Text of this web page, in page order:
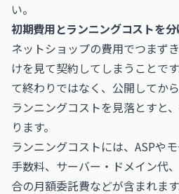
い。
初期費用とランニングコストを
ネットショップの費用でつまず
けを見て契約してしまうことで
て終わりではなく、公開してか
ランニングコストを見落とすと
ります。
ランニングコストには、ASPや
手数料、サーバー・ドメイン代
合の月額委託費などが含まれま